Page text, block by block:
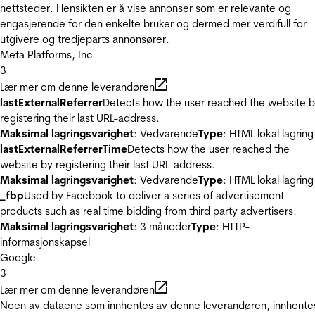
nettsteder. Hensikten er å vise annonser som er relevante og
engasjerende for den enkelte bruker og dermed mer verdifull for
utgivere og tredjeparts annonsører.
Meta Platforms, Inc.
3
Lær mer om denne leverandøren
lastExternalReferrerDetects how the user reached the website
registering their last URL-address.
Maksimal lagringsvarighet: VedvarendeType: HTML lokal lagring
lastExternalReferrerTimeDetects how the user reached the
website by registering their last URL-address.
Maksimal lagringsvarighet: VedvarendeType: HTML lokal lagring
_fbpUsed by Facebook to deliver a series of advertisement
products such as real time bidding from third party advertisers.
Maksimal lagringsvarighet: 3 månederType: HTTP-
informasjonskapsel
Google
3
Lær mer om denne leverandøren
Noen av dataene som innhentes av denne leverandøren,